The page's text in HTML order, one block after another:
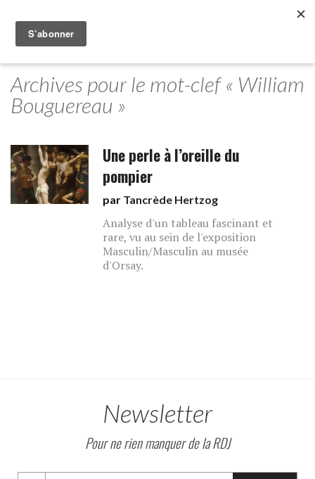
Archives pour le mot-clef « William
Bouguereau »
Une perle à l’oreille du
pompier
par Tancrède Hertzog
Analyse d'un tableau fascinant et
rare, vu au sein de l'exposition
Masculin/Masculin au musée
d'Orsay.
Newsletter
Pour ne rien manquer de la RDJ